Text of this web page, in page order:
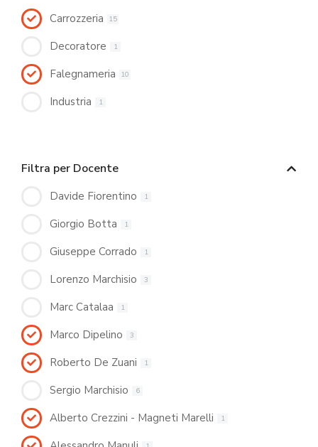
Carrozzeria 15
Decoratore 1
Falegnameria 10
Industria 1
Filtra per Docente
Davide Fiorentino 1
Giorgio Botta 1
Giuseppe Corrado 1
Lorenzo Marchisio 3
Marc Catalaa 1
Marco Dipelino 3
Roberto De Zuani 1
Sergio Marchisio 6
Alberto Crezzini - Magneti Marelli 1